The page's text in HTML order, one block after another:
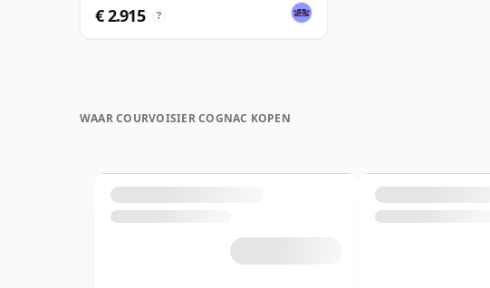
€ 2.915 ?
WAAR COURVOISIER COGNAC KOPEN